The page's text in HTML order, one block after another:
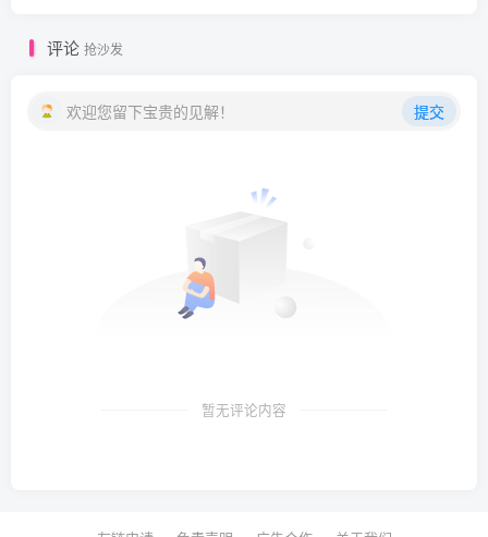
评论 抢沙发
欢迎您留下宝贵的见解！ 提交
暂无评论内容